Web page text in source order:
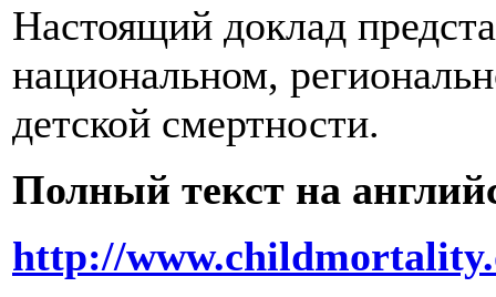
Настоящий доклад
национальном,
детской смертности.
Полный текст на
http://